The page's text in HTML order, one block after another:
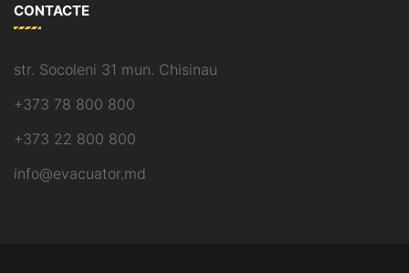
CONTACTE
str. Socoleni 31 mun. Chisinau
+373 78 800 800
+373 22 800 800
info@evacuator.md